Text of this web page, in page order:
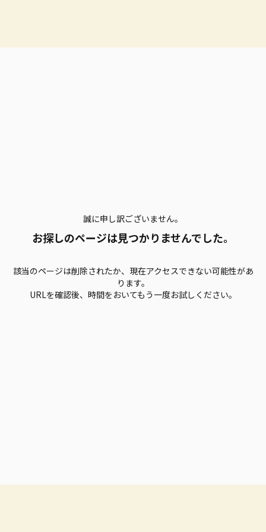
誠に申し訳ございません。
お探しのページは見つかりませんでした。
該当のページは削除されたか、現在アクセスできない可能性があ
ります。
URLを確認後、時間をおいてもう一度お試しください。